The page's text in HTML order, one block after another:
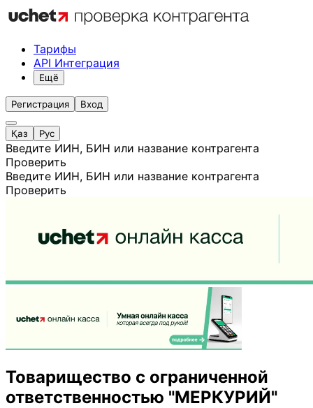
Тарифы
API Интеграция
Ещё
Регистрация Вход
Қаз Рус
Введите ИИН, БИН или название контрагента
Проверить
Введите ИИН, БИН или название контрагента
Проверить
Товарищество с ограниченной
ответственностью "МЕРКУРИЙ"